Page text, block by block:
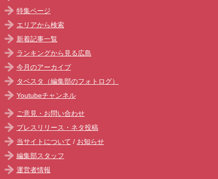
特集ページ
エリアから検索
新着記事一覧
ランキングから見る広島
今月のアーカイブ
タベスタ（編集部のフォトログ）
Youtubeチャンネル
ご意見・お問い合わせ
プレスリリース・ネタ投稿
当サイトについて / お知らせ
編集部スタッフ
運営者情報